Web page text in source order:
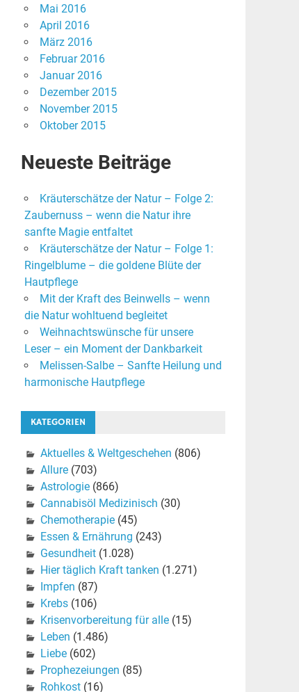
Mai 2016
April 2016
März 2016
Februar 2016
Januar 2016
Dezember 2015
November 2015
Oktober 2015
Neueste Beiträge
Kräuterschätze der Natur – Folge 2:
Zaubernuss – wenn die Natur ihre
sanfte Magie entfaltet
Kräuterschätze der Natur – Folge 1:
Ringelblume – die goldene Blüte der
Hautpflege
Mit der Kraft des Beinwells – wenn
die Natur wohltuend begleitet
Weihnachtswünsche für unsere
Leser – ein Moment der Dankbarkeit
Melissen-Salbe – Sanfte Heilung und
harmonische Hautpflege
KATEGORIEN
Aktuelles & Weltgeschehen (806)
Allure(703)
Astrologie(866)
Cannabisöl Medizinisch (30)
Chemotherapie(45)
Essen & Ernährung (243)
Gesundheit(1.028)
Hier täglich Kraft tanken (1.271)
Impfen (87)
Krebs(106)
Krisenvorbereitung für alle(15)
Leben (1.486)
Liebe(602)
Prophezeiungen (85)
Rohkost(16)